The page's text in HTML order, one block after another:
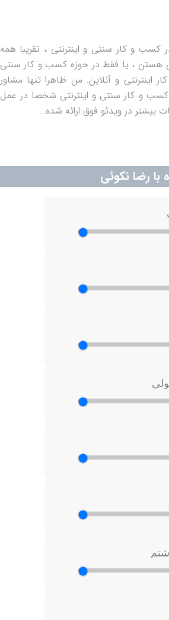
و کار سنتی و اینترنتی ، تقریبا همه
هستن ، یا فقط در حوزه کسب و کار سنتی
و آنلاین. من ظاهرا تنها مشاور
و کار سنتی و اینترنتی شخصا در عمل
در ویدئو فوق ارائه شده…